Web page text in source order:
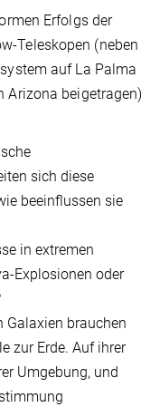
Erfolgs der
Teleskopen (neben
auf La Palma
Arizona beigetragen)
sich diese
beeinflussen sie
in extremen
Explosionen oder
Galaxien brauchen
zur Erde. Auf ihrer
Umgebung, und